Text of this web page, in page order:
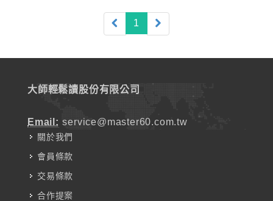
1 (current)
大師輕鬆讀股份有限公司
Email: service@master60.com.tw
關於我們
會員條款
交易條款
合作提案